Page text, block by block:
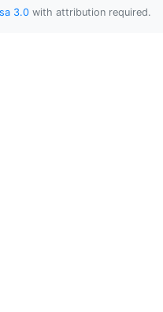
3.0 with attribution required.